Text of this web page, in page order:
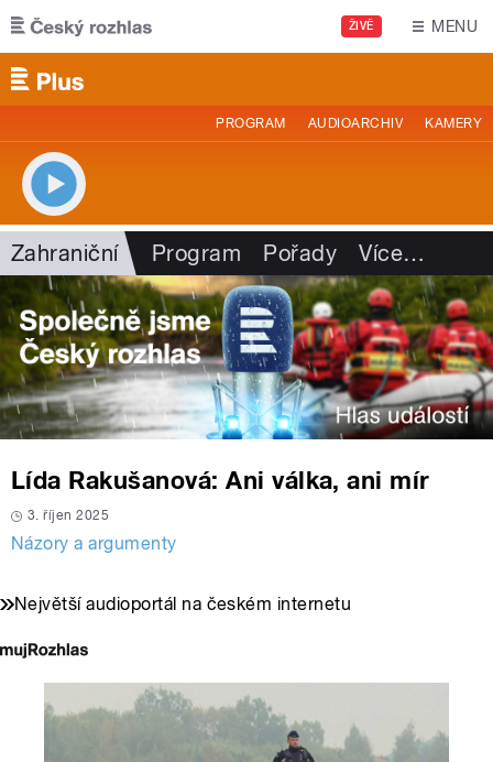
Přejít k hlavnímu obsahu
ŽIVĚ MENU
PROGRAM AUDIOARCHIV KAMERY
Zahraniční Program Pořady Více…
Lída Rakušanová: Ani válka, ani mír
3. říjen 2025
Názory a argumenty
Největší audioportál na českém internetu